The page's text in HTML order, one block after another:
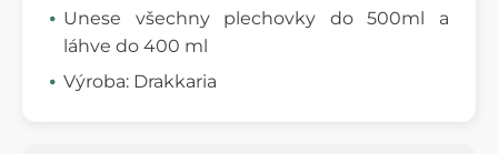
Unese všechny plechovky do 500ml a
láhve do 400 ml
Výroba: Drakkaria